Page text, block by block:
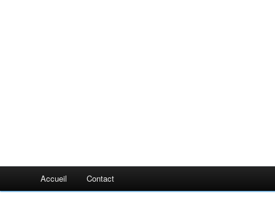
Accueil Contact